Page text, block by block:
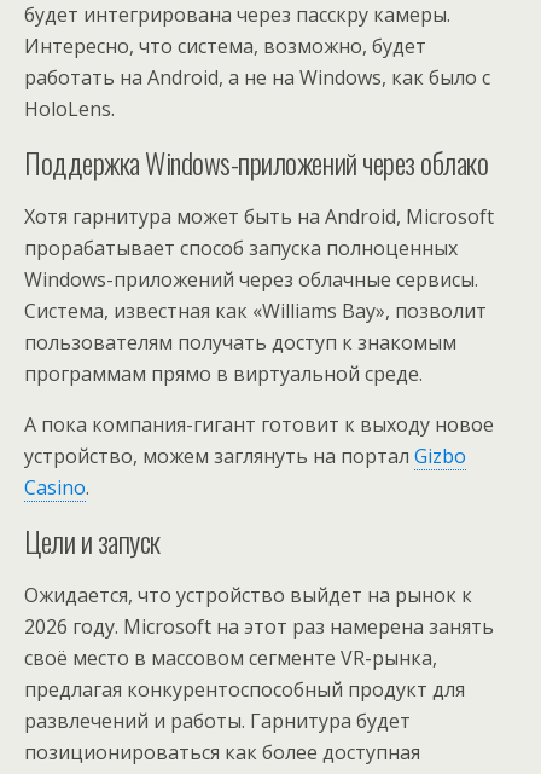
будет интегрирована через пасскру камеры.
Интересно, что система, возможно, будет
работать на Android, а не на Windows, как было с
HoloLens.
Поддержка Windows-приложений через облако
Хотя гарнитура может быть на Android, Microsoft
прорабатывает способ запуска полноценных
Windows-приложений через облачные сервисы.
Система, известная как «Williams Bay», позволит
пользователям получать доступ к знакомым
программам прямо в виртуальной среде.
А пока компания-гигант готовит к выходу новое
устройство, можем заглянуть на портал Gizbo
Сasino.
Цели и запуск
Ожидается, что устройство выйдет на рынок к
2026 году. Microsoft на этот раз намерена занять
своё место в массовом сегменте VR-рынка,
предлагая конкурентоспособный продукт для
развлечений и работы. Гарнитура будет
позиционироваться как более доступная